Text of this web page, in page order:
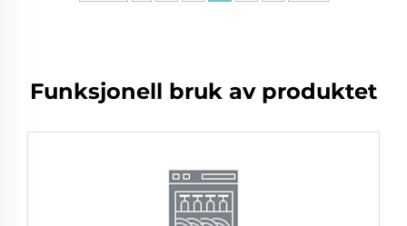
Funksjonell bruk av produktet